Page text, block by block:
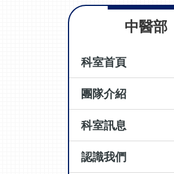
中醫部
科室首頁
團隊介紹
科室訊息
認識我們